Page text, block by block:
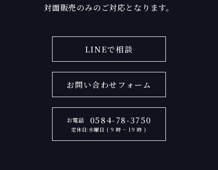
対面販売のみのご対応となります。
LINEで相談
お問い合わせフォーム
お電話 0584-78-3750
定休日:水曜日 ( 9 時 ~ 19 時 )